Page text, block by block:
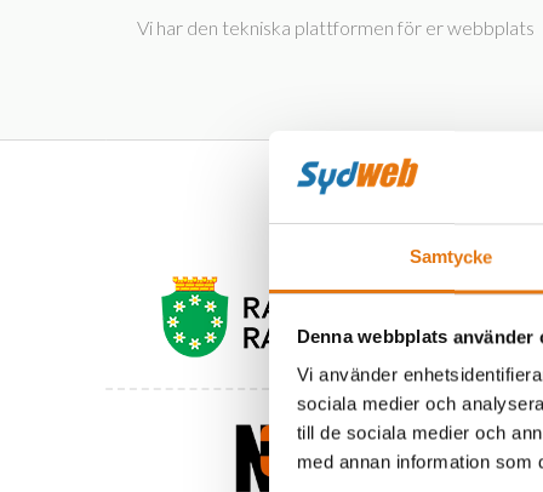
Samtycke
Denna webbplats använder
Vi använder
sociala medier och
till de sociala medier och
med annan information som
Vi har den tekniska plattformen för er webbplats
Vi har